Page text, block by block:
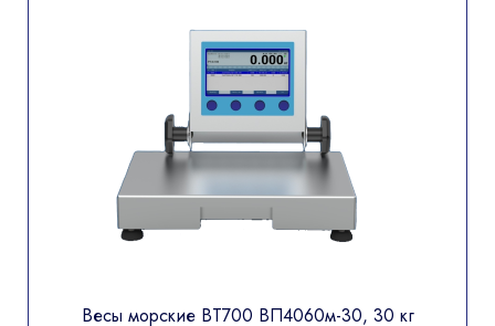
Весы морские ВТ700 ВП4060м-30, 30 кг